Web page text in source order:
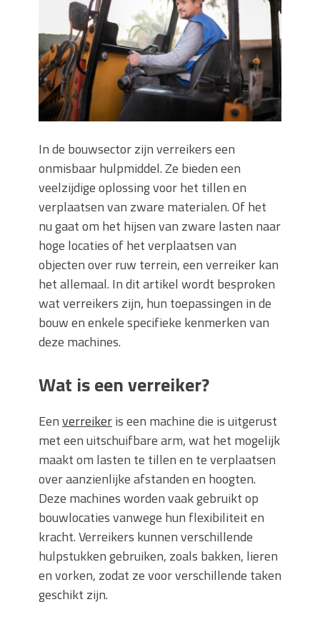
keuze voor iedere tuin
Wat is een sleuvenzaagmachine en
wanneer gebruik je hem?
Wonen in balans en comfort
Wanneer is het slim om een
graafmachine te huren in plaats van te
kopen?
kopen
Verbouwen? Sla je inboedel tijdelijk op!
Waar let je op bij het kiezen van een
dakdekkersbedrijf?
In de bouwsector zijn verreikers een
onmisbaar hulpmiddel. Ze bieden een
veelzijdige oplossing voor het tillen en
verplaatsen van zware materialen. Of het
nu gaat om het hijsen van zware lasten naar
hoge locaties of het verplaatsen van
objecten over ruw terrein, een verreiker kan
het allemaal. In dit artikel wordt besproken
wat verreikers zijn, hun toepassingen in de
bouw en enkele specifieke kenmerken van
deze machines.
Wat is een verreiker?
Eenverreikeris een machine die is uitgerust
met een uitschuifbare arm, wat het mogelijk
maakt om lasten te tillen en te verplaatsen
over aanzienlijke afstanden en hoogten.
Deze machines worden vaak gebruikt op
bouwlocaties vanwege hun flexibiliteit en
kracht. Verreikers kunnen verschillende
hulpstukken gebruiken, zoals bakken, lieren
en vorken, zodat ze voor verschillende taken
geschikt zijn.